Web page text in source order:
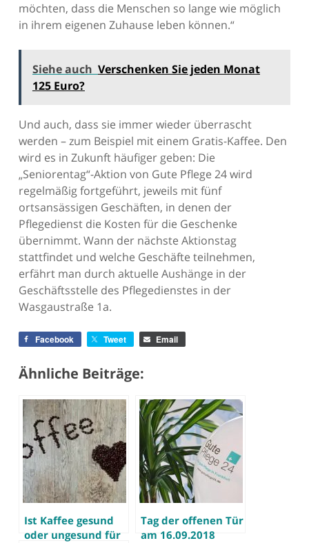
möchten, dass die Menschen so lange wie möglich
in ihrem eigenen Zuhause leben können.“
Siehe auch Verschenken Sie jeden Monat
125 Euro?
Und auch, dass sie immer wieder überrascht
werden – zum Beispiel mit einem Gratis-Kaffee. Den
wird es in Zukunft häufiger geben: Die
„Seniorentag“-Aktion von Gute Pflege 24 wird
regelmäßig fortgeführt, jeweils mit fünf
ortsansässigen Geschäften, in denen der
Pflegedienst die Kosten für die Geschenke
übernimmt. Wann der nächste Aktionstag
stattfindet und welche Geschäfte teilnehmen,
erfährt man durch aktuelle Aushänge in der
Geschäftsstelle des Pflegedienstes in der
Wasgaustraße 1a.
Facebook Tweet Email
Ähnliche Beiträge:
Ist Kaffee gesund
oder ungesund für
Tag der offenen Tür
am 16.09.2018